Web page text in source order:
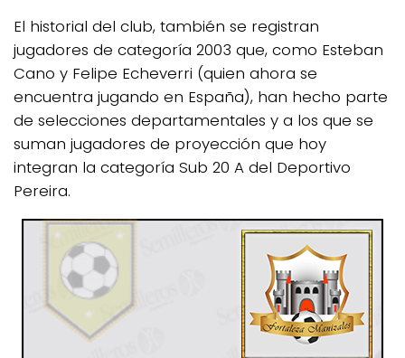
El historial del club, también se registran
jugadores de categoría 2003 que, como Esteban
Cano y Felipe Echeverri (quien ahora se
encuentra jugando en España), han hecho parte
de selecciones departamentales y a los que se
suman jugadores de proyección que hoy
integran la categoría Sub 20 A del Deportivo
Pereira.